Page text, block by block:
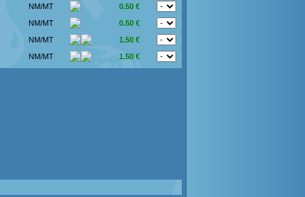
NM/MT
0.50 €
NM/MT
0.50 €
NM/MT
1.50 €
NM/MT 1.50 €